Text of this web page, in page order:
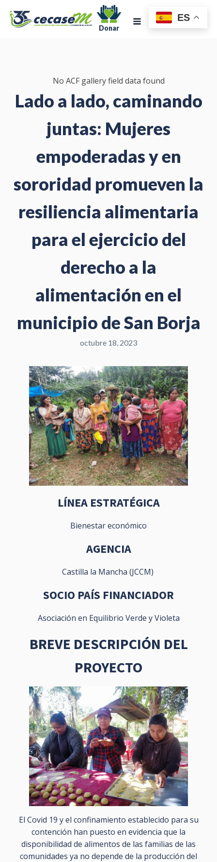
Donar
ES
No ACF gallery field data found
Lado a lado, caminando
juntas: Mujeres
empoderadas y en
sororidad promueven la
resiliencia alimentaria
para el ejercicio del
derecho a la
alimentación en el
municipio de San Borja
octubre 18, 2023
LÍNEA ESTRATÉGICA
Bienestar económico
AGENCIA
Castilla la Mancha (JCCM)
SOCIO PAÍS FINANCIADOR
Asociación en Equilibrio Verde y Violeta
BREVE DESCRIPCIÓN DEL
PROYECTO
El Covid 19 y el confinamiento establecido para su
contención han puesto en evidencia que la
disponibilidad de alimentos de las familias de las
comunidades ya no depende de la producción del